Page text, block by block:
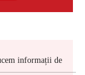
informații de